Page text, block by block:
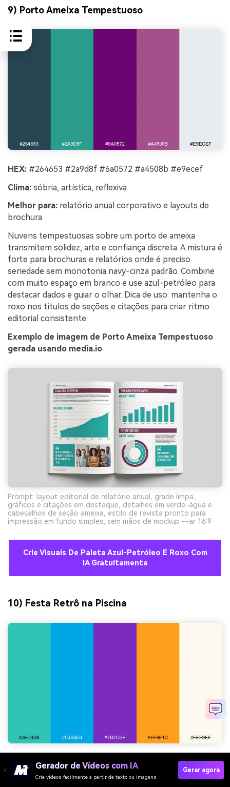
9) Porto Ameixa Tempestuoso
HEX: #264653 #2a9d8f #6a0572 #a4508b #e9ecef
Clima: sóbria, artística, reflexiva
Melhor para: relatório anual corporativo e layouts de
brochura
Nuvens tempestuosas sobre um porto de ameixa
transmitem solidez, arte e confiança discreta. A mistura é
forte para brochuras e relatórios onde é preciso
seriedade sem monotonia navy-cinza padrão. Combine
com muito espaço em branco e use azul-petróleo para
destacar dados e guiar o olhar. Dica de uso: mantenha o
roxo nos títulos de seções e citações para criar ritmo
editorial consistente.
Exemplo de imagem de Porto Ameixa Tempestuoso
gerada usando media.io
Prompt: layout editorial de relatório anual, grade limpa,
gráficos e citações em destaque, detalhes em verde-água e
cabeçalhos de seção ameixa, estilo de revista pronto para
impressão em fundo simples, sem mãos de mockup --ar 16:9
Crie Visuais De Paleta Azul-Petróleo E Roxo Com
IA Gratuitamente
10) Festa Retrô na Piscina
#2ec4b6 #00a8e8 #7b2cbf #ff9f1c #fef9ef
divertido, nostálgico, ensolarado
Gerador de Vídeos com IA
Crie vídeos facilmente a partir de texto ou imagens
Gerar agora